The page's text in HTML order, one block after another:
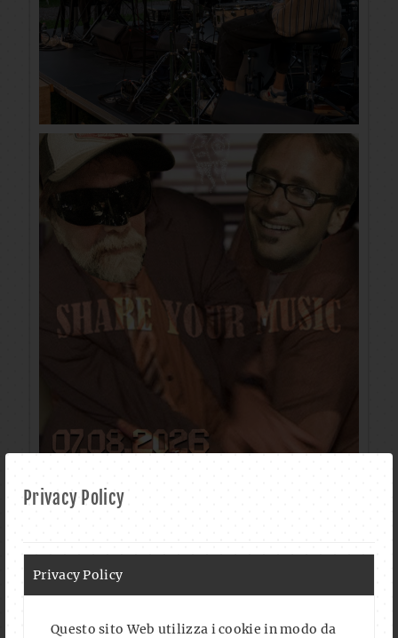
Privacy Policy
Privacy Policy
Questo sito Web utilizza i cookie in modo da